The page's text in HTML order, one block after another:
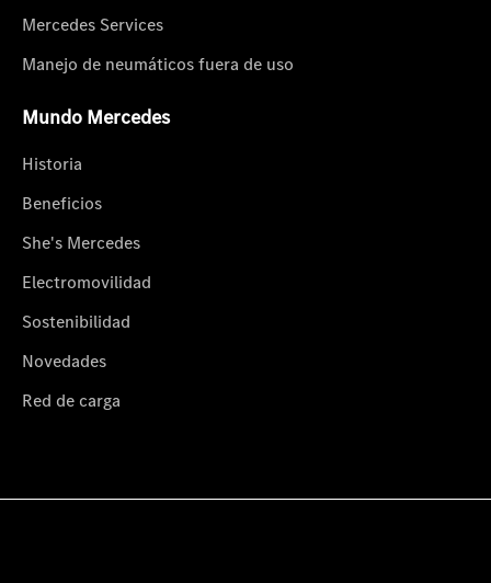
Mercedes Services
Manejo de neumáticos fuera de uso
Mundo Mercedes
Historia
Beneficios
She's Mercedes
Electromovilidad
Sostenibilidad
Novedades
Red de carga